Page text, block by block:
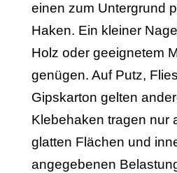
einen zum Untergrund
Haken. Ein kleiner
Holz oder geeignetem
genügen. Auf Putz,
Gipskarton gelten
Klebehaken tragen nur
glatten Flächen und
angegebenen